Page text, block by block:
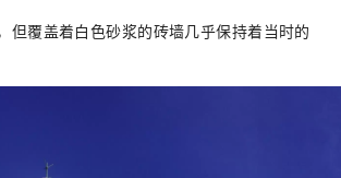
100 多年来，这座象征性的灯塔一直守
但覆盖着白色砂浆的砖墙几乎保持着当时的